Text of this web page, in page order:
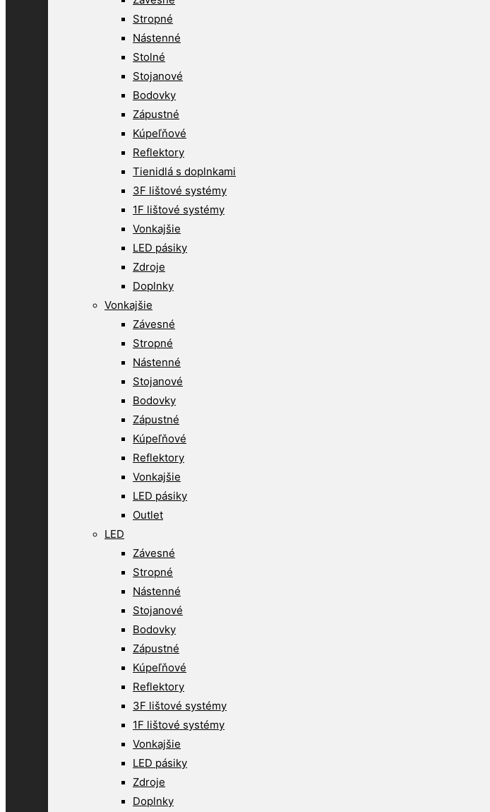
Stropné
Nástenné
Stolné
Stojanové
Bodovky
Zápustné
Kúpeľňové
Reflektory
Tienidlá s doplnkami
3F lištové systémy
1F lištové systémy
Vonkajšie
LED pásiky
Zdroje
Doplnky
Vonkajšie
Závesné
Stropné
Nástenné
Stojanové
Bodovky
Zápustné
Kúpeľňové
Reflektory
Vonkajšie
LED pásiky
Outlet
LED
Závesné
Stropné
Nástenné
Stojanové
Bodovky
Zápustné
Kúpeľňové
Reflektory
3F lištové systémy
1F lištové systémy
Vonkajšie
LED pásiky
Zdroje
Doplnky